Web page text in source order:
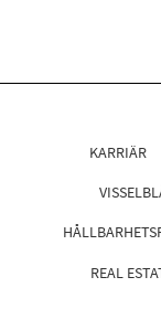
KARRIÄR
REAL